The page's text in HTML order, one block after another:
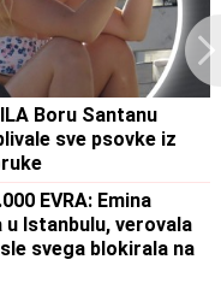
Boru Santanu
sve psovke iz
EVRA: Emina
Istanbulu, verovala
svega blokirala na